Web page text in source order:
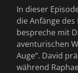
In dieser
die Anfänge des
bespreche mit
aventurischen
Auge“. David
während